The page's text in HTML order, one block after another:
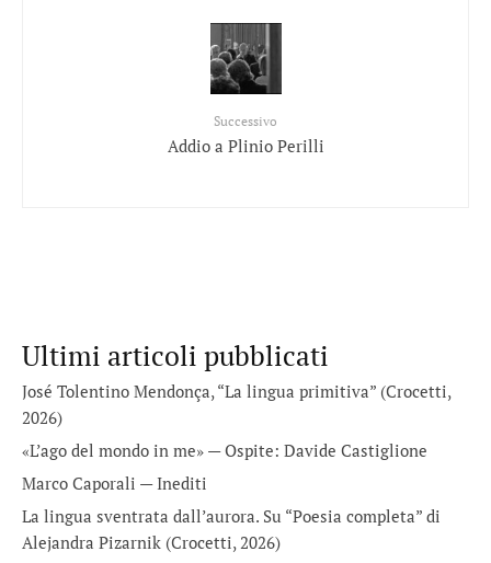
Successivo
Addio a Plinio Perilli
Ultimi articoli pubblicati
José Tolentino Mendonça, “La lingua primitiva” (Crocetti,
2026)
«L’ago del mondo in me» — Ospite: Davide Castiglione
Marco Caporali — Inediti
La lingua sventrata dall’aurora. Su “Poesia completa” di
Alejandra Pizarnik (Crocetti, 2026)